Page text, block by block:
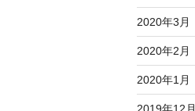
2020年3月
2020年2月
2020年1月